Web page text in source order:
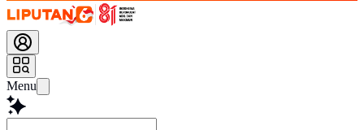
Menu